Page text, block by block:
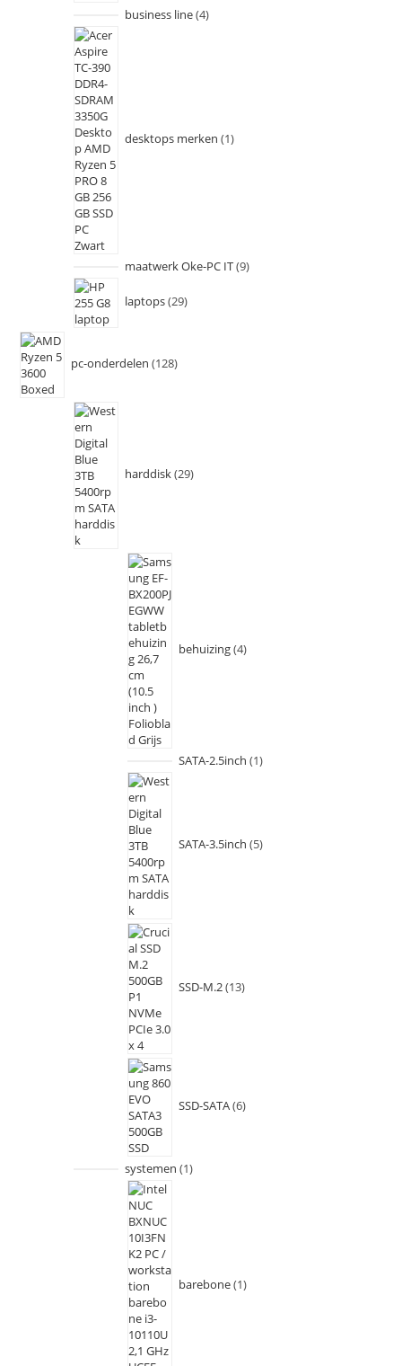
business line 4
desktops merken 1
maatwerk Oke-PC IT 9
laptops 29
pc-onderdelen 128
harddisk 29
behuizing 4
SATA-2.5inch 1
SATA-3.5inch 5
SSD-M.2 13
SSD-SATA 6
systemen 1
barebone 1